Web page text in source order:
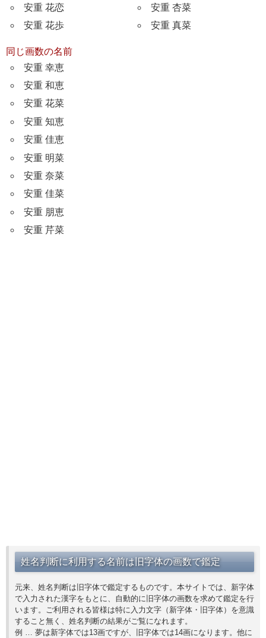
安重 花恋
安重 花歩
安重 杏菜
安重 真菜
同じ画数の名前
安重 幸恵
安重 和恵
安重 花菜
安重 知恵
安重 佳恵
安重 明菜
安重 奈菜
安重 佳菜
安重 朋恵
安重 芹菜
姓名判断に利用する名前は旧字体の画数で鑑定
元来、姓名判断は旧字体で鑑定するものです。本サイトでは、新字体
で入力された漢字をもとに、自動的に旧字体の画数を求めて鑑定を行
います。ご利用される皆様は特に入力文字（新字体・旧字体）を意識
すること無く、姓名判断の結果がご覧になれます。
例 … 夢は新字体では13画ですが、旧字体では14画になります。他に